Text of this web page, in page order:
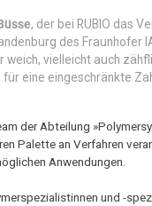
, der bei RUBIO das
des Fraunhofer
weich, vielleicht auch
für eine eingeschränkte
der Abteilung
Palette an Verfahren
Anwendungen.
und -